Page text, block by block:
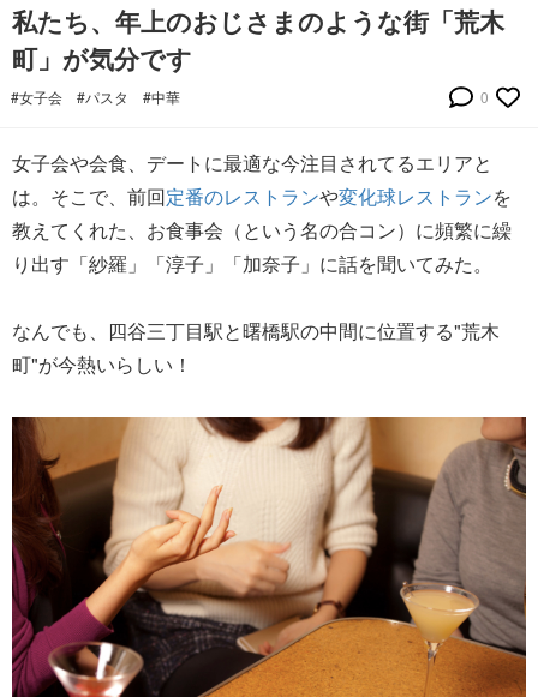
私たち、年上のおじさまのような街「荒木
町」が気分です
#女子会 #パスタ #中華 0
女子会や会食、デートに最適な今注目されてるエリアと
は。そこで、前回定番のレストランや変化球レストランを
教えてくれた、お食事会（という名の合コン）に頻繁に繰
り出す「紗羅」「淳子」「加奈子」に話を聞いてみた。
なんでも、四谷三丁目駅と曙橋駅の中間に位置する"荒木
町"が今熱いらしい！